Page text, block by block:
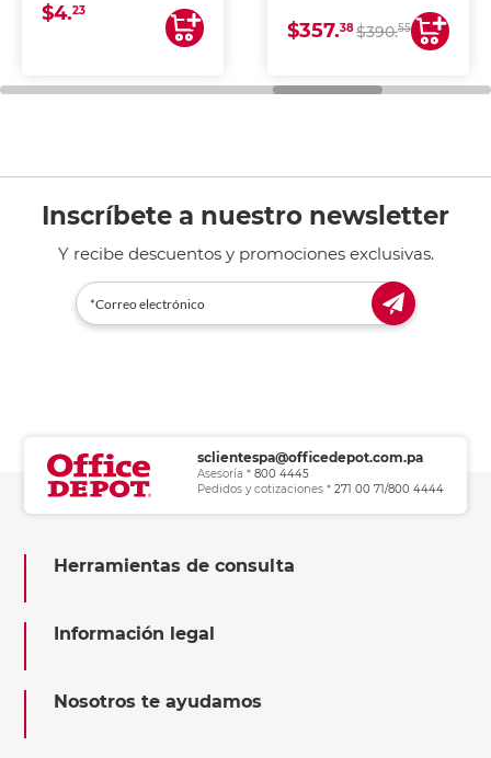
uniforme, ideal para
impresoras de inyección
de tinta y láser,
general de oficina.
$4.23
COPIA Y ESCANEA)
$357.38$390.55
Inscríbete a nuestro newsletter
Y recibe descuentos y promociones exclusivas.
sclientespa@officedepot.com.pa
Asesoría * 800 4445
Pedidos y cotizaciones * 271 00 71/800 4444
Herramientas de consulta
Información legal
Nosotros te ayudamos